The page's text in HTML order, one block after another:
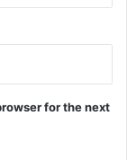
for the next